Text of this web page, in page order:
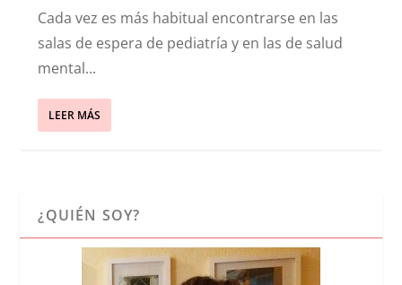
Cada vez es más habitual encontrarse en las
salas de espera de pediatría y en las de salud
mental...
LEER MÁS
¿QUIÉN SOY?